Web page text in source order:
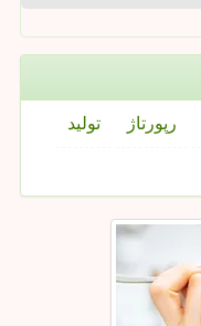
رپورتاژ تولید